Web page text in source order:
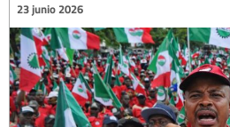
23 junio 2026